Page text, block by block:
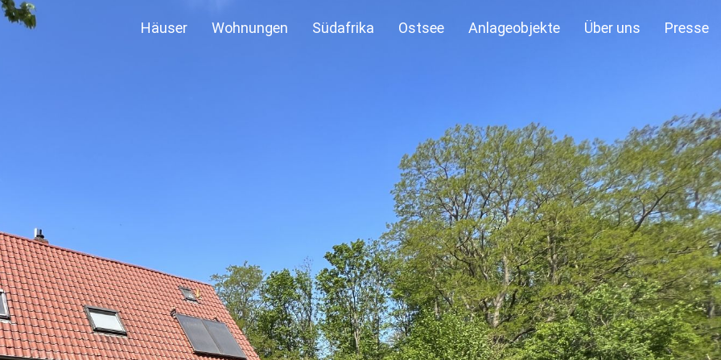
Häuser Wohnungen Südafrika Ostsee Anlageobjekte Über uns Presse